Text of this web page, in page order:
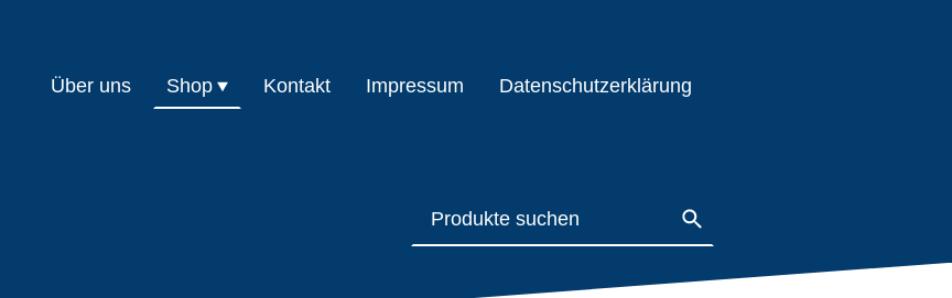
Über uns Shop Kontakt Impressum Datenschutzerklärung